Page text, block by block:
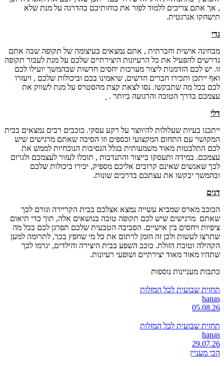
, אך אתם צריכים ללמוד לפזר את כוחותיכם בהדרגה על מנת שלא
תישחקו אנרגטית.
גדי
מבחינה אישית וחברתית , אתם נמצאים בעיצומה של תקופה שבה אתם
נדרשים להפעיל את כל הרעיונות היצירתיים שלכם על מנת לעבור תקופה
זו. יש לכם הזדמנות ליצור מערכות יחסים חדשות שבהמשך יועילו לכם
ואף ייתכן ותכירו חברים חדשים, שיאמינו בכם וביכולות שלכם , ויעזרו
לכם בכל מה שתבקשו. נסו לצאת קצת מהסטרס על מנת לשווק את
עצמכם בדרך הטובה והרגועה ביותר .
דלי
ייתכנו בעיות שעלולות להיווצר על רקע עסקי. כוכבים רבים נמצאים בבית
המקושר עם התחום המקצועי וכספים וזו הסיבה שאתם מרגישים שיש
לכם התלבטות מאוד משמעותית בגלל הנסיבות הנוכחיות לממש את
עצמכם. במידה ותעסקו בייצור והתנדבות , תוכלו לעזור לעצמכם ולגרום
לכך שאנשים שאינם קרובים אליכם מספיק, יכירו ביכולות שלכם
ובהמשך יבקשו את עצתכם בדרכים שונות.
דגים
הכוכב מארס שמביא עשייה נמצא אצלכם בבית הקריירה וגורם לכך
שאתם מרגישים שיש לכם תקופה טובה בנושאים אלה, תוך כדי תיאום
ציפיות ויחסים בין אישיים. הסביבה הטבעית שלכם תפרגן לכם בכל מה
שתרצו לעשות ולכן זה הזמן לרתום את כל מי שחפץ בכך, לתרומה למען
הקהילה וטובת הזולת. כוכב השפע בבית היצירה והילדים, יגרמו לכך
שתהיו מאוד מאוד יצירתיים ושופעי רעיונות.
כתבות מעניינות נוספות
תחזית שבועית לכל המזלות
hanas
05.08.26
תחזית שבועית לכל המזלות
hanas
29.07.26
הכי מעניין